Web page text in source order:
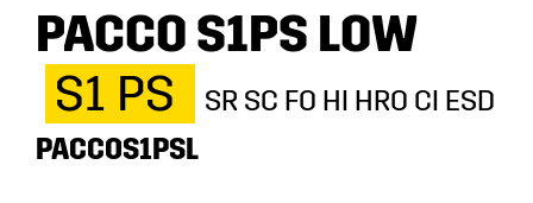
PACCO S1PS LOW
S1 PS
SR SC FO HI HRO CI ESD
PACCOS1PSL